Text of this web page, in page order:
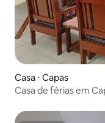
Casa ⋅ Capas
Casa de férias em